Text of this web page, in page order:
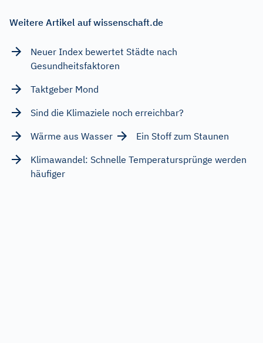
Weitere Artikel auf wissenschaft.de
Neuer Index bewertet Städte nach
Gesundheitsfaktoren
Taktgeber Mond
Sind die Klimaziele noch erreichbar?
Wärme aus Wasser
Ein Stoff zum Staunen
Klimawandel: Schnelle Temperatursprünge werden
häufiger